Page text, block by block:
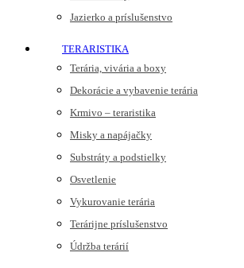
Jazierko a príslušenstvo
TERARISTIKA
Terária, vivária a boxy
Dekorácie a vybavenie terária
Krmivo – teraristika
Misky a napájačky
Substráty a podstielky
Osvetlenie
Vykurovanie terária
Terárijne príslušenstvo
Údržba terárií